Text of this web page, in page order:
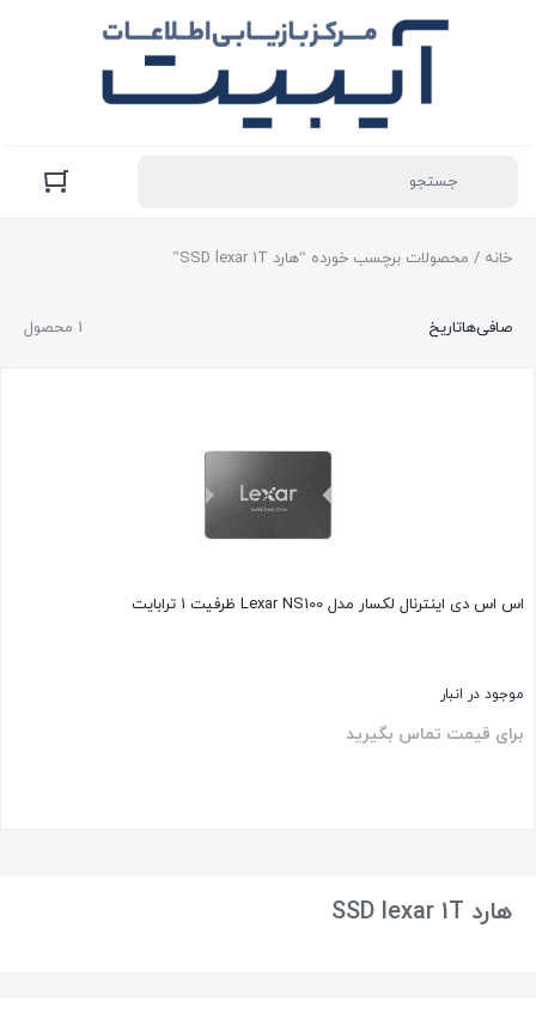
خانه / محصولات برچسب خورده “هارد SSD lexar 1T”
1 محصول صافی‌هاتاریخ
اس اس دی اینترنال لکسار مدل Lexar NS100 ظرفیت 1 ترابایت
موجود در انبار
برای قیمت تماس بگیرید
هارد SSD lexar 1T